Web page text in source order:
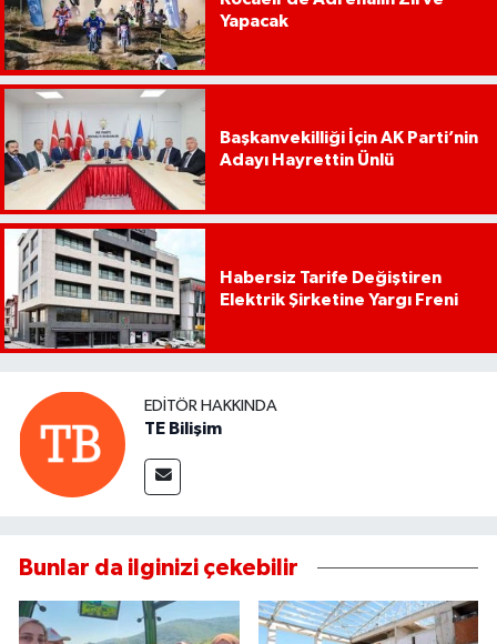
Yapacak
Başkanvekilliği İçin AK Parti’nin
Adayı Hayrettin Ünlü
Habersiz Tarife Değiştiren
Elektrik Şirketine Yargı Freni
EDITÖR HAKKINDA
TE Bilişim
Bunlar da ilginizi çekebilir